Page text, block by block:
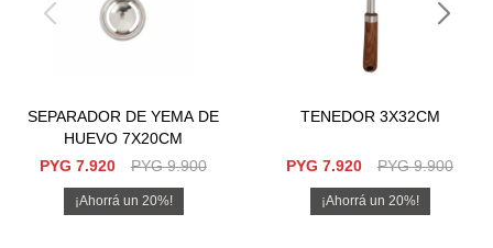
SEPARADOR DE YEMA DE
HUEVO 7X20CM
PYG 7.920 PYG 9.900
20
TENEDOR 3X32CM
PYG 7.920 PYG 9.900
20